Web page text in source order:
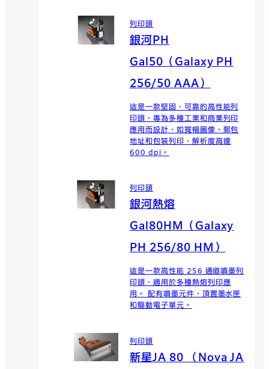
列印頭
銀河PH
Gal50（Galaxy PH
256/50 AAA）
這是一款堅固、可靠的高性能列
印頭，專為多種工業和商業列印
應用而設計，如寬幅圖像、郵包
地址和包裝列印，解析度高達
600 dpi。
列印頭
銀河熱熔
Gal80HM（Galaxy
PH 256/80 HM）
這是一款高性能 256 通道噴墨列
印頭，適用於多種熱熔列印應
用。 配有噴墨元件、頂置墨水匣
和驅動電子單元。
列印頭
新星JA 80 （Nova JA